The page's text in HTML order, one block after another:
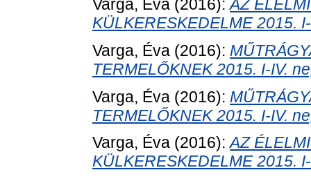
Varga, Éva (2016):AZ
KÜLKERESKEDELME 2015.
Varga, Éva (2016):
TERMELŐKNEK 2015. I-IV.
Varga, Éva (2016):
TERMELŐKNEK 2015. I-IV.
Varga, Éva (2016):AZ
KÜLKERESKEDELME 2015.